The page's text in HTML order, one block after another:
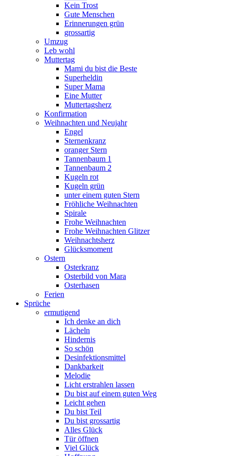
Kein Trost
Gute Menschen
Erinnerungen grün
grossartig
Umzug
Leb wohl
Muttertag
Mami du bist die Beste
Superheldin
Super Mama
Eine Mutter
Muttertagsherz
Konfirmation
Weihnachten und Neujahr
Engel
Sternenkranz
oranger Stern
Tannenbaum 1
Tannenbaum 2
Kugeln rot
Kugeln grün
unter einem guten Stern
Fröhliche Weihnachten
Spirale
Frohe Weihnachten
Frohe Weihnachten Glitzer
Weihnachtsherz
Glücksmoment
Ostern
Osterkranz
Osterbild von Mara
Osterhasen
Ferien
Sprüche
ermutigend
Ich denke an dich
Lächeln
Hindernis
So schön
Desinfektionsmittel
Dankbarkeit
Melodie
Licht erstrahlen lassen
Du bist auf einem guten Weg
Leicht gehen
Du bist Teil
Du bist grossartig
Alles Glück
Tür öffnen
Viel Glück